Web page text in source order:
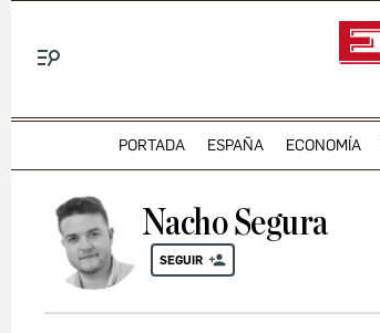
PORTADA ESPAÑA ECONOMÍA
Nacho Segura
SEGUIR